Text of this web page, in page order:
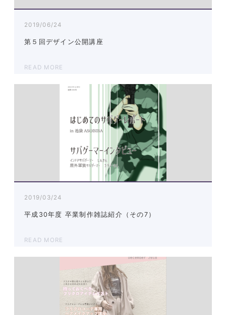
2019/06/24
第５回デザイン公開講座
READ MORE
2019/03/24
平成30年度 卒業制作雑誌紹介（その7）
READ MORE